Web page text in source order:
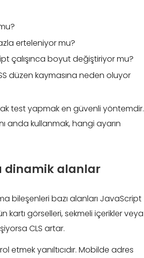
erteleniyor mu?
çalışınca boyut değiştiriyor mu?
düzen kaymasına neden oluyor
test yapmak en güvenli yöntemdir.
anda kullanmak, hangi ayarın
dinamik alanlar
bileşenleri bazı alanları JavaScript
kartı görselleri, sekmeli içerikler veya
CLS artar.
yanıltıcıdır. Mobilde adres